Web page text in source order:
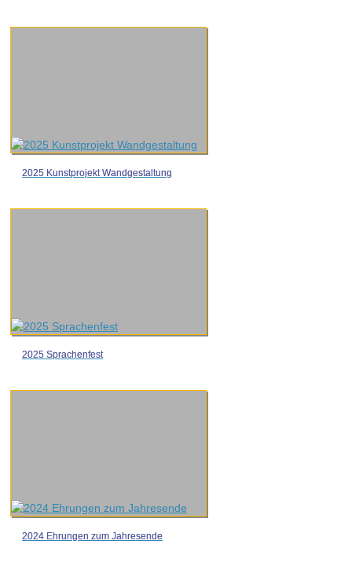
2025 Kunstprojekt Wandgestaltung
2025 Sprachenfest
2024 Ehrungen zum Jahresende